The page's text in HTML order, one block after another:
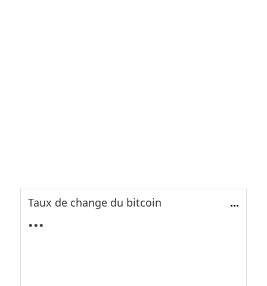
Taux de change du bitcoin ...
...